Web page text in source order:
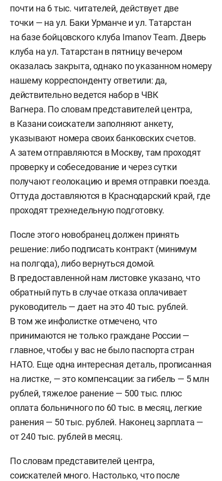
почти на 6 тыс. читателей, действует две
точки — на ул. Баки Урманче и ул. Татарстан
на базе бойцовского клуба Imanov Team. Дверь
клуба на ул. Татарстан в пятницу вечером
оказалась закрыта, однако по указанном номеру
нашему корреспонденту ответили: да,
действительно ведется набор в ЧВК
Вагнера. По словам представителей центра,
в Казани соискатели заполняют анкету,
указывают номера своих банковских счетов.
А затем отправляются в Москву, там проходят
проверку и собеседование и через сутки
получают геолокацию и время отправки поезда.
Оттуда доставляются в Краснодарский край, где
проходят трехнедельную подготовку.
После этого новобранец должен принять
решение: либо подписать контракт (минимум
на полгода), либо вернуться домой.
В предоставленной нам листовке указано, что
обратный путь в случае отказа оплачивает
руководитель — дает на это 40 тыс. рублей.
В том же инфолистке отмечено, что
принимаются не только граждане России —
главное, чтобы у вас не было паспорта стран
НАТО. Еще одна интересная деталь, прописанная
на листке, — это компенсации: за гибель — 5 млн
рублей, тяжелое ранение — 500 тыс. плюс
оплата больничного по 60 тыс. в месяц, легкие
ранения — 50 тыс. рублей. Наконец зарплата —
от 240 тыс. рублей в месяц.
По словам представителей центра,
соискателей много. Настолько, что после